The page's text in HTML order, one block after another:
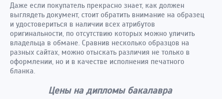
Даже если покупатель прекрасно знает, как должен
выглядеть документ, стоит обратить внимание на образец
и удостовериться в наличии всех атрибутов
оригинальности, по отсутствию которых можно уличить
владельца в обмане. Сравнив несколько образцов на
разных сайтах, можно отыскать различия не только в
оформлении, но и в качестве исполнения печатного
бланка.
Цены на дипломы бакалавра